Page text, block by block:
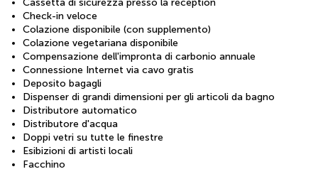
Cassetta di sicurezza presso la reception
Check-in veloce
Colazione disponibile (con supplemento)
Colazione vegetariana disponibile
Compensazione dell'impronta di carbonio annuale
Connessione Internet via cavo gratis
Deposito bagagli
Dispenser di grandi dimensioni per gli articoli da bagno
Distributore automatico
Distributore d'acqua
Doppi vetri su tutte le finestre
Esibizioni di artisti locali
Facchino